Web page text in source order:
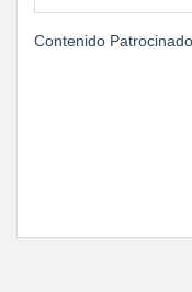
Contenido Patrocinado